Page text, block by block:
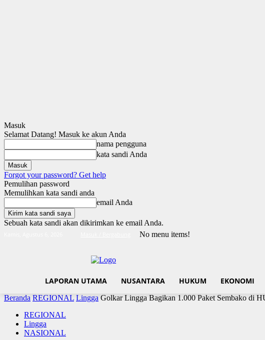
Masuk
Selamat Datang! Masuk ke akun Anda
nama pengguna
kata sandi Anda
Forgot your password? Get help
Pemulihan password
Memulihkan kata sandi anda
email Anda
Sebuah kata sandi akan dikirimkan ke email Anda.
No menu items!
LAPORAN UTAMA NUSANTARA HUKUM EKONOMI
Beranda REGIONAL Lingga Golkar Lingga Bagikan 1.000 Paket Sembako di
REGIONAL
Lingga
NASIONAL